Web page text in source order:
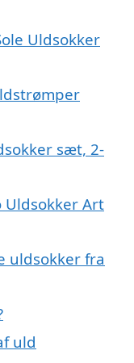
Uldsokker
sæt, 2-
Art
uldsokker fra
uld